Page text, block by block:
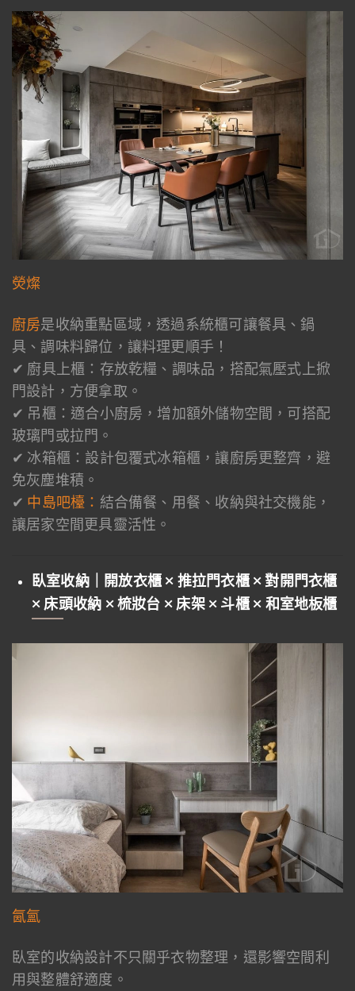
熒燦
廚房是收納重點區域，透過系統櫃可讓餐具、鍋
具、調味料歸位，讓料理更順手！
✔ 廚具上櫃：存放乾糧、調味品，搭配氣壓式上掀
門設計，方便拿取。
✔ 吊櫃：適合小廚房，增加額外儲物空間，可搭配
玻璃門或拉門。
✔ 冰箱櫃：設計包覆式冰箱櫃，讓廚房更整齊，避
免灰塵堆積。
✔ 中島吧檯： 結合備餐、用餐、收納與社交機能，
讓居家空間更具靈活性。
臥室收納｜開放衣櫃 × 推拉門衣櫃 × 對開門衣櫃
× 床頭收納 × 梳妝台 × 床架 × 斗櫃 × 和室地板櫃
氤氳
臥室的收納設計不只關乎衣物整理，還影響空間利
用與整體舒適度。